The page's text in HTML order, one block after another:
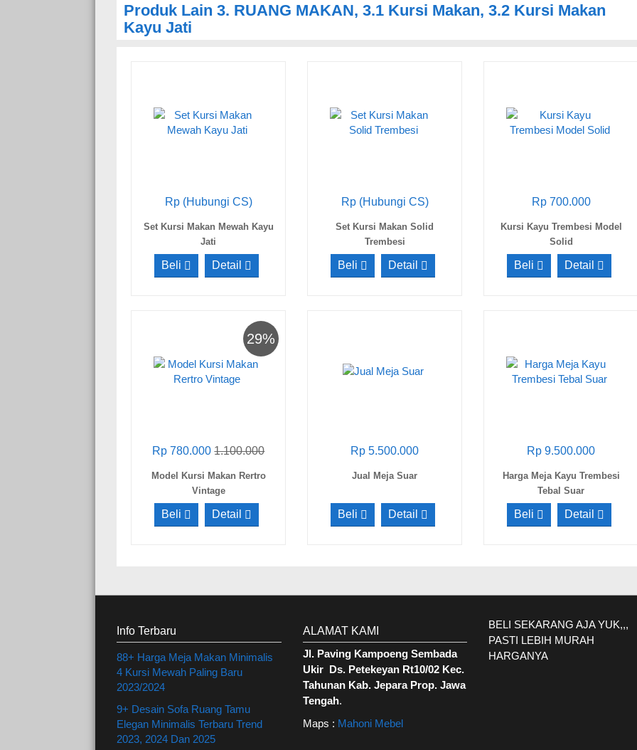
Produk Lain3. RUANG MAKAN,3.1 Kursi Makan,3.2 Kursi Makan
Kayu Jati
Rp (Hubungi CS)
Set Kursi Makan Mewah Kayu
Jati
Beli Detail
Rp (Hubungi CS)
Set Kursi Makan Solid
Trembesi
Beli Detail
Rp 700.000
Kursi Kayu Trembesi Model
Solid
Beli Detail
29%
Rp 780.0001.100.000
Model Kursi Makan Rertro
Vintage
Beli Detail
Rp 5.500.000
Jual Meja Suar
Beli Detail
Rp 9.500.000
Harga Meja Kayu Trembesi
Tebal Suar
Beli Detail
Info Terbaru
88+ Harga Meja Makan Minimalis
4 Kursi Mewah Paling Baru
2023/2024
9+ Desain Sofa Ruang Tamu
Elegan Minimalis Terbaru Trend
2023, 2024 Dan 2025
ALAMAT KAMI
Jl. Paving Kampoeng Sembada
Ukir Ds. Petekeyan Rt10/02 Kec.
Tahunan Kab. Jepara Prop. Jawa
Tengah.
Maps : Mahoni Mebel
BELI SEKARANG AJA YUK,,,
PASTI LEBIH MURAH
HARGANYA